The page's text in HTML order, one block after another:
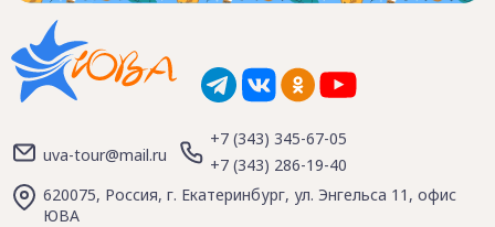
uva-tour@mail.ru
+7 (343) 345-67-05
+7 (343) 286-19-40
620075, Россия, г. Екатеринбург, ул. Энгельса 11, офис
ЮВА